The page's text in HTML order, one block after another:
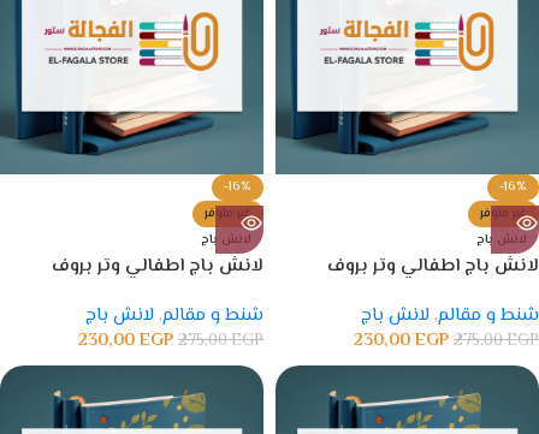
-16%
غير متوفر
لانش باج
لانش باج اطفالي وتر بروف
شنط و مقالم, لانش باج
275,00EGP
230,00EGP
-16%
غير متوفر
لانش باج
لانش باج اطفالي وتر بروف
شنط و مقالم, لانش باج
275,00EGP
230,00EGP